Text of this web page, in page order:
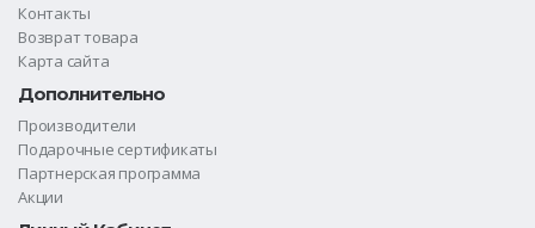
Контакты
Возврат товара
Карта сайта
Дополнительно
Производители
Подарочные сертификаты
Партнерская программа
Акции